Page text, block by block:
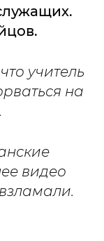
учитель
на
видео